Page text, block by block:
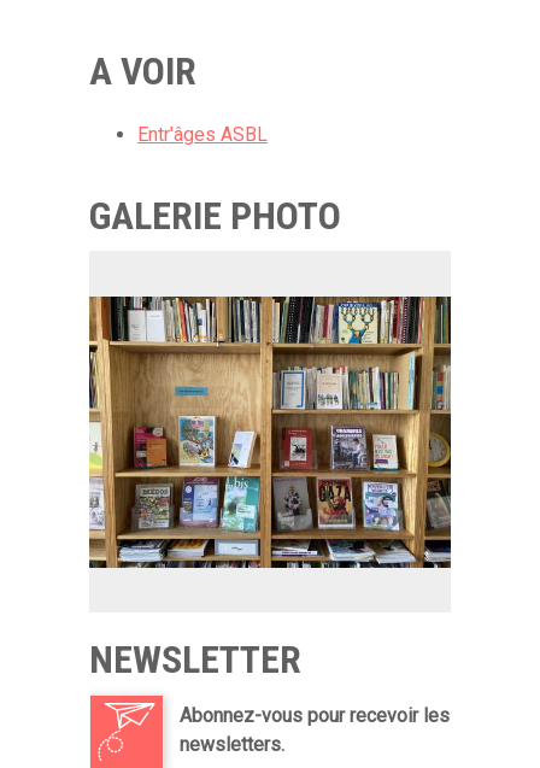
A VOIR
Entr'âges ASBL
GALERIE PHOTO
NEWSLETTER
Abonnez-vous pour recevoir les
newsletters.